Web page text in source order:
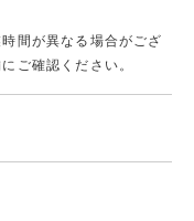
間が異なる場合がござ
ご確認ください。